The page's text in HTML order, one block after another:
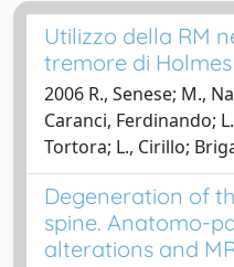
Utilizzo della RM
tremore di Holmes
2006 R., Senese; M.,
Caranci, Ferdinando;
Tortora; L., Cirillo;
Degeneration of
spine. Anatomo-
alterations and